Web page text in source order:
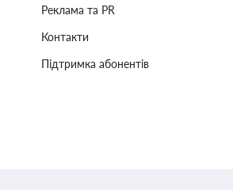
Реклама та PR
Контакти
Підтримка абонентів